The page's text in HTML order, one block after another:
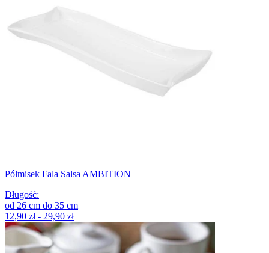
Półmisek Fala Salsa AMBITION
Długość:
od 26 cm do 35 cm
12,90 zł - 29,90 zł